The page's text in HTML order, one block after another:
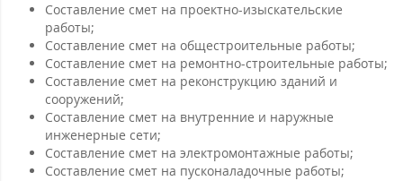
Составление смет на проектно-изыскательские
работы;
Составление смет на общестроительные работы;
Составление смет на ремонтно-строительные работы;
Составление смет на реконструкцию зданий и
сооружений;
Составление смет на внутренние и наружные
инженерные сети;
Составление смет на электромонтажные работы;
Составление смет на пусконаладочные работы;